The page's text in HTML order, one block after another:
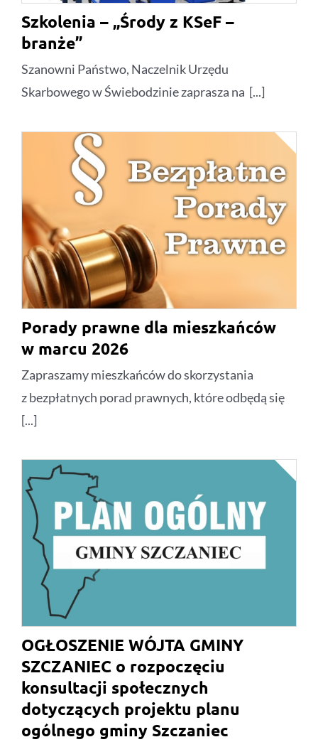
Szkolenia – „Środy z KSeF –
branże”
Szanowni Państwo, Naczelnik Urzędu
Skarbowego w Świebodzinie zaprasza na [...]
Porady prawne dla mieszkańców
w marcu 2026
Zapraszamy mieszkańców do skorzystania
z bezpłatnych porad prawnych, które odbędą się
[...]
OGŁOSZENIE WÓJTA GMINY
SZCZANIEC o rozpoczęciu
konsultacji społecznych
dotyczących projektu planu
ogólnego gminy Szczaniec